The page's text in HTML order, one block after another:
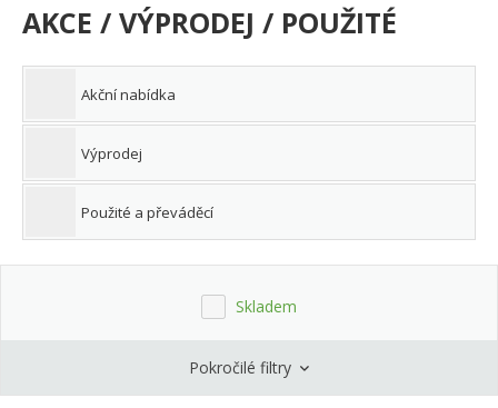
stránka
AKCE / VÝPRODEJ / POUŽITÉ
Akční nabídka
Výprodej
Použité a převáděcí
Skladem
Pokročilé filtry